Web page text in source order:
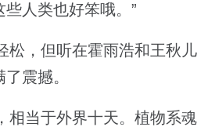
人类也好笨哦。”
，但听在霍雨浩和王秋儿
震撼。
当于外界十天。植物系魂